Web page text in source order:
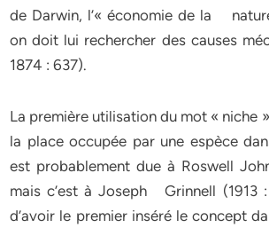
de Darwin, l’« économie de la
on doit lui rechercher des causes
1874 : 637).
La première utilisation du mot « niche
la place occupée par une espèce
est probablement due à Roswell
mais c’est à Joseph Grinnell (1913
d’avoir le premier inséré le concept